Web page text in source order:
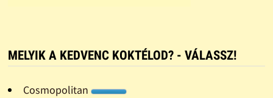
MELYIK A KEDVENC KOKTÉLOD? - VÁLASSZ!
Cosmopolitan